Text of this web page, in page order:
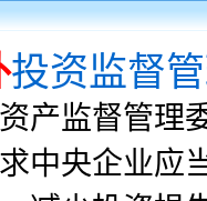
投资监督
产监督管理
中央企业应